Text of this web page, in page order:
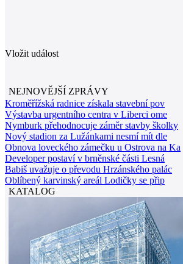
Vložit událost
NEJNOVĚJŠÍ ZPRÁVY
Kroměřížská radnice získala stavební pov
Výstavba urgentního centra v Liberci ome
Nymburk přehodnocuje záměr stavby školky
Nový stadion za Lužánkami nesmí mít dle
Obnova loveckého zámečku u Ostrova na Ka
Developer postaví v brněnské části Lesná
Babiš uvažuje o převodu Hrzánského palác
Oblíbený karvinský areál Lodičky se přip
KATALOG